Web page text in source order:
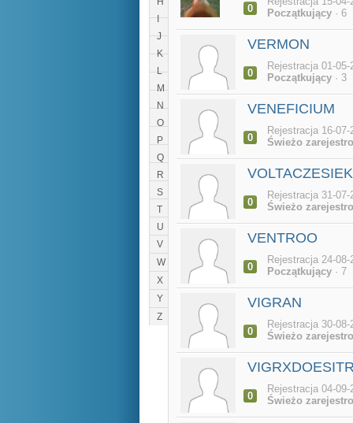
J
K
L
M
N
O
P
Q
R
S
T
U
V
W
X
Y
Z
0
Początkujący· 6
VERMON
0
Rejestracja 01-
Początkujący· 3
VENEFICIUM
0
Rejestracja 16-
Świeżo
VOLTACZESIEK
0
Rejestracja 31-
Świeżo
VENTROO
0
Rejestracja 24-
Początkujący· 7
VIGRAN
0
Rejestracja 30-
Świeżo
0
Rejestracja 04-
Świeżo